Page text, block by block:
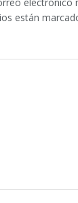
electrónico
están